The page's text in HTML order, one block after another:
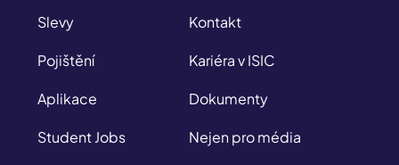
Slevy
Pojištění
Aplikace
Student Jobs
Kontakt
Kariéra v ISIC
Dokumenty
Nejen pro média